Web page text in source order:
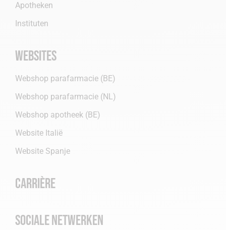
Apotheken
Instituten
Websites
Webshop parafarmacie (BE)
Webshop parafarmacie (NL)
Webshop apotheek (BE)
Website Italië
Website Spanje
Carrière
Sociale netwerken